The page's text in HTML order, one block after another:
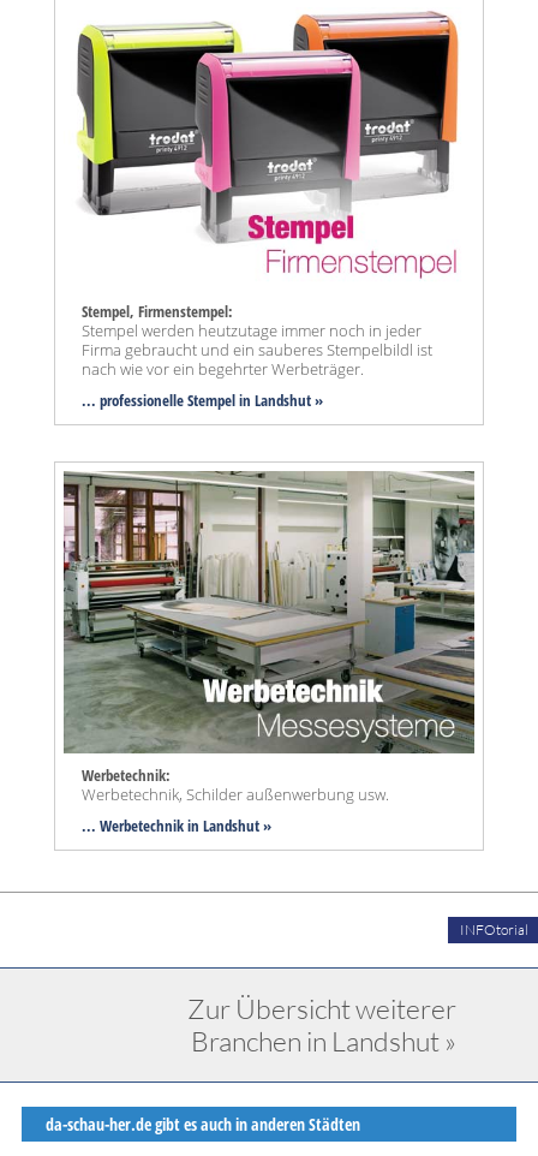
Stempel, Firmenstempel:
Stempel werden heutzutage immer noch in jeder
Firma gebraucht und ein sauberes Stempelbildl ist
nach wie vor ein begehrter Werbeträger.
... professionelle Stempel in Landshut »
Werbetechnik:
Werbetechnik, Schilder außenwerbung usw.
... Werbetechnik in Landshut »
INFOtorial
Zur Übersicht weiterer
Branchen in Landshut »
da-schau-her.de gibt es auch in anderen Städten